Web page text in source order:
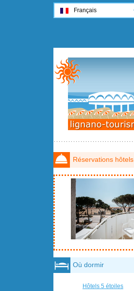
Réservations hôtels
Où dormir
Hôtels 5 étoiles
Français